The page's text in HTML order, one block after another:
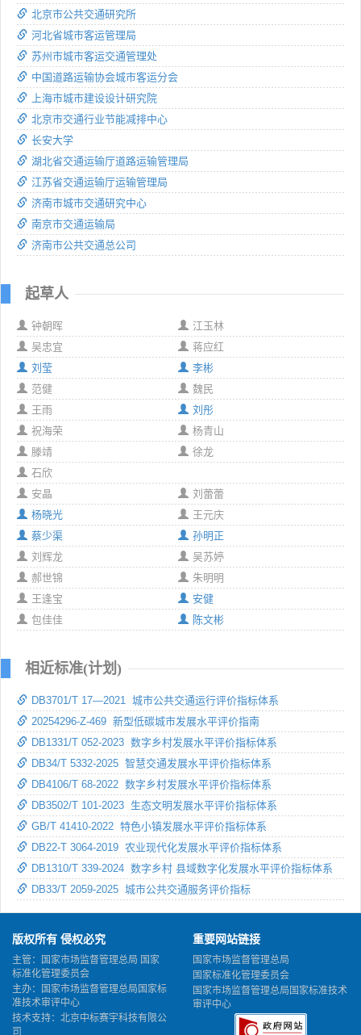
北京市公共交通研究所
河北省城市客运管理局
苏州市城市客运交通管理处
中国道路运输协会城市客运分会
上海市城市建设设计研究院
北京市交通行业节能减排中心
长安大学
湖北省交通运输厅道路运输管理局
江苏省交通运输厅运输管理局
济南市城市交通研究中心
南京市交通运输局
济南市公共交通总公司
起草人
钟朝晖
江玉林
吴忠宜
蒋应红
刘莹
李彬
范健
魏民
王雨
刘彤
祝海荣
杨青山
滕靖
徐龙
石欣
安晶
刘蕾蕾
杨晓光
王元庆
蔡少渠
孙明正
刘辉龙
吴苏婷
郝世锦
朱明明
王逢宝
安健
包佳佳
陈文彬
相近标准(计划)
DB3701/T 17—2021 城市公共交通运行评价指标体系
20254296-Z-469 新型低碳城市发展水平评价指南
DB1331/T 052-2023 数字乡村发展水平评价指标体系
DB34/T 5332-2025 智慧交通发展水平评价指标体系
DB4106/T 68-2022 数字乡村发展水平评价指标体系
DB3502/T 101-2023 生态文明发展水平评价指标体系
GB/T 41410-2022 特色小镇发展水平评价指标体系
DB22-T 3064-2019 农业现代化发展水平评价指标体系
DB1310/T 339-2024 数字乡村 县域数字化发展水平评价指标体系
DB33/T 2059-2025 城市公共交通服务评价指标
版权所有 侵权必究
主管：国家市场监督管理总局 国家
标准化管理委员会
主办：国家市场监督管理总局国家标
准技术审评中心
技术支持：北京中标赛宇科技有限公
司
重要网站链接
国家市场监督管理总局
国家标准化管理委员会
国家市场监督管理总局国家标准技术
审评中心